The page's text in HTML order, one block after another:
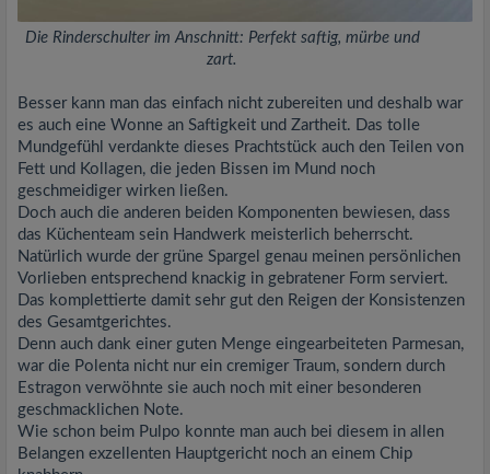
Die Rinderschulter im Anschnitt: Perfekt saftig, mürbe und
zart.
Besser kann man das einfach nicht zubereiten und deshalb war
es auch eine Wonne an Saftigkeit und Zartheit. Das tolle
Mundgefühl verdankte dieses Prachtstück auch den Teilen von
Fett und Kollagen, die jeden Bissen im Mund noch
geschmeidiger wirken ließen.
Doch auch die anderen beiden Komponenten bewiesen, dass
das Küchenteam sein Handwerk meisterlich beherrscht.
Natürlich wurde der grüne Spargel genau meinen persönlichen
Vorlieben entsprechend knackig in gebratener Form serviert.
Das komplettierte damit sehr gut den Reigen der Konsistenzen
des Gesamtgerichtes.
Denn auch dank einer guten Menge eingearbeiteten Parmesan,
war die Polenta nicht nur ein cremiger Traum, sondern durch
Estragon verwöhnte sie auch noch mit einer besonderen
geschmacklichen Note.
Wie schon beim Pulpo konnte man auch bei diesem in allen
Belangen exzellenten Hauptgericht noch an einem Chip